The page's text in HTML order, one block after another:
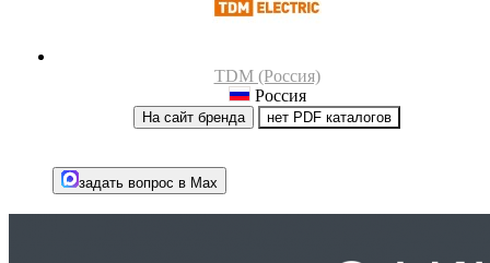
TDM (Россия)
Россия
На сайт бренда нет PDF каталогов
задать вопрос в Max